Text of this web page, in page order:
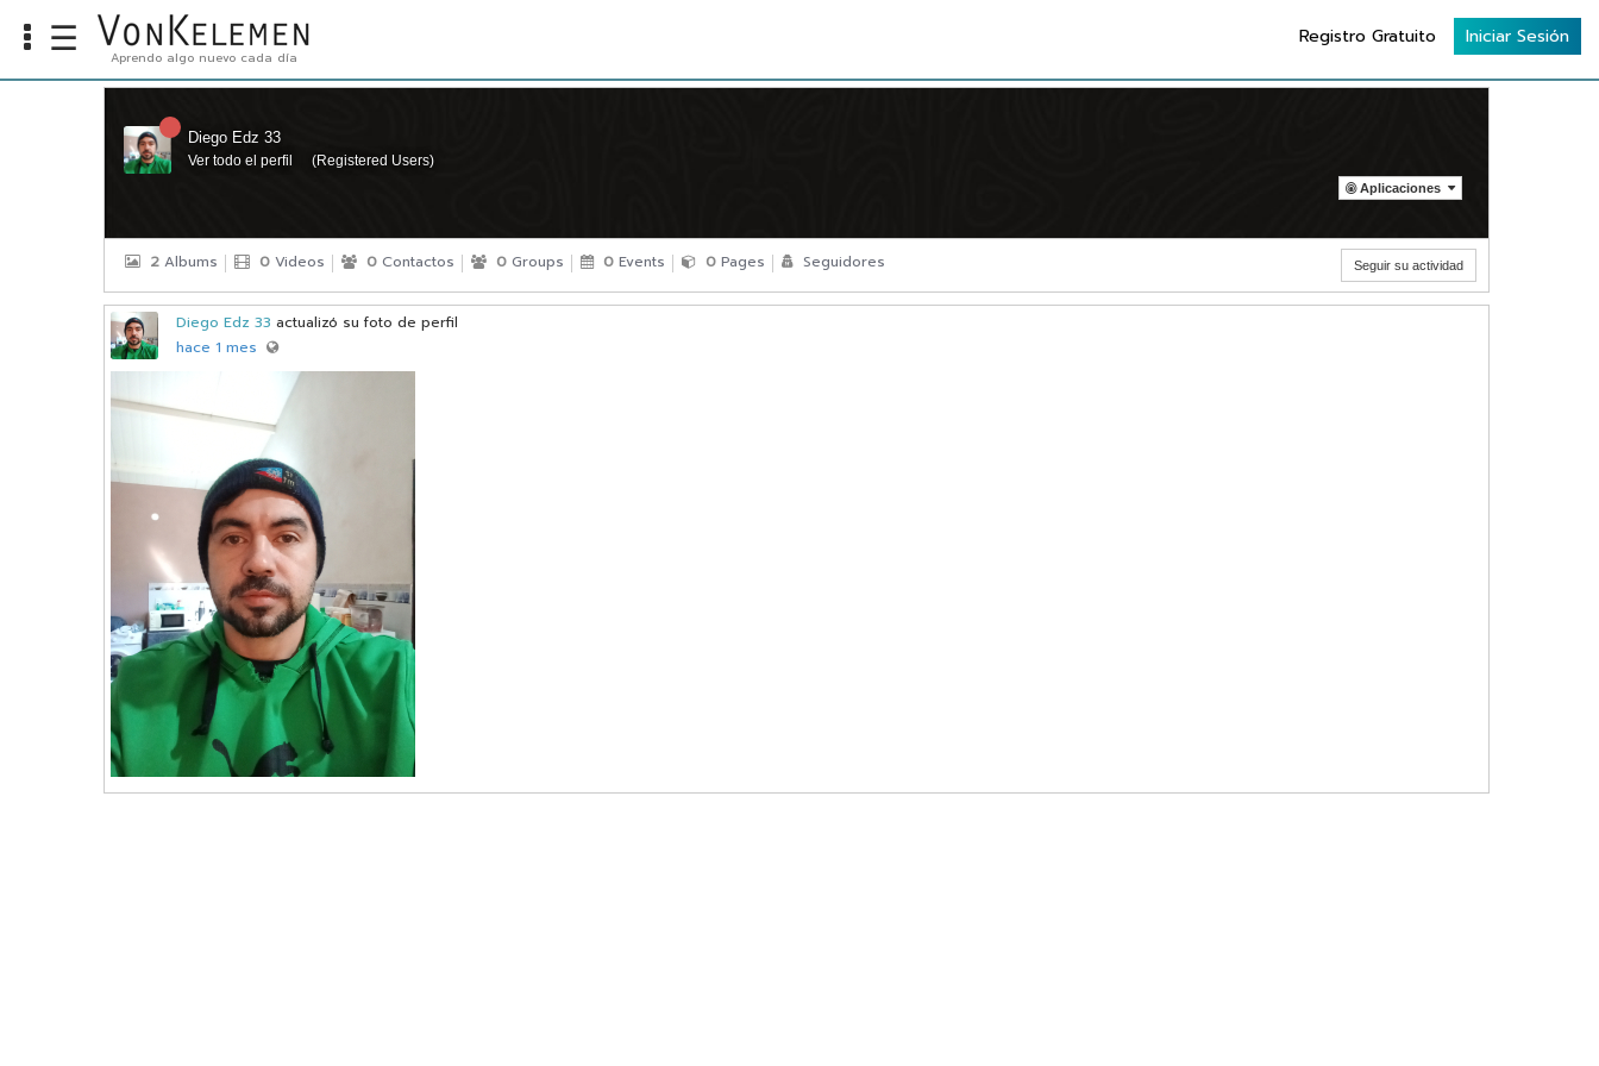
Info
Notifications
☰ Aprendo algo nuevo cada día
Registro Gratuito Iniciar Sesión
Diego Edz 33
Ver todo el perfil (Registered Users)
Aplicaciones
2 Albums 0 Videos 0 Contactos 0 Groups 0 Events 0 Pages Seguidores Seguir su actividad
Diego Edz 33 actualizó su foto de perfil
hace 1 mes